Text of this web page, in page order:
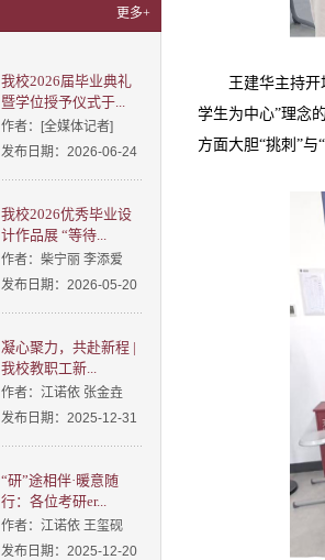
更多+
我校2026届毕业典礼
暨学位授予仪式于...
作者：[全媒体记者]
发布日期：2026-06-24
我校2026优秀毕业设
计作品展 “等待...
作者：柴宁丽 李添爱
发布日期：2026-05-20
凝心聚力，共赴新程 |
我校教职工新...
作者：江诺依 张金垚
发布日期：2025-12-31
“研”途相伴·暖意随
行：各位考研er...
作者：江诺依 王玺砚
发布日期：2025-12-20
王建华主持
学生为中心”理念
方面大胆“挑刺”